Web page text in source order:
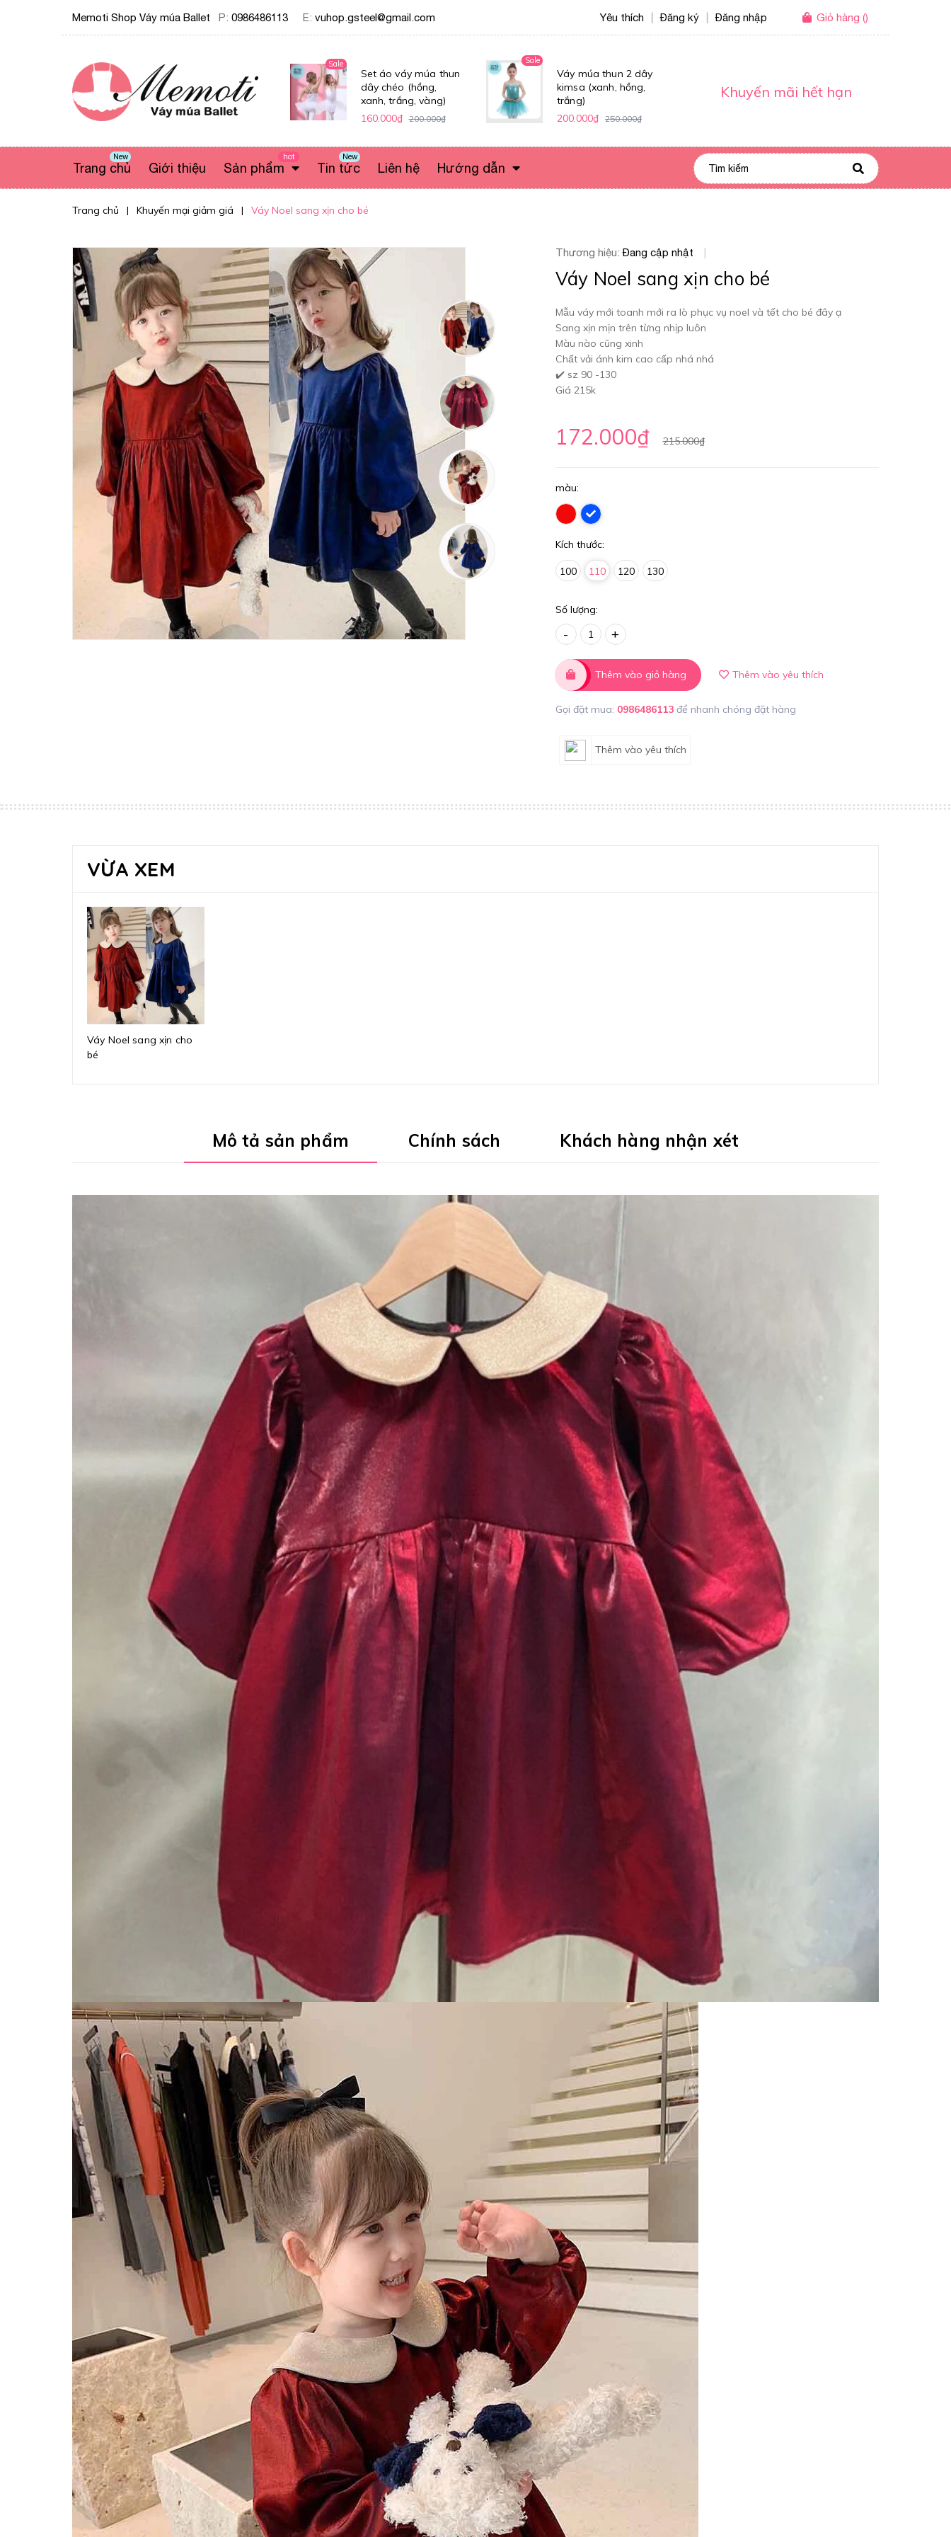
Memoti Shop Váy múa Ballet P: 0986486113 E: vuhop.gsteel@gmail.com Yêu thích Đăng ký Đăng nhập Giỏ hàng ()
Sale
Set áo váy múa thun
dây chéo (hồng,
xanh, trắng, vàng)
160.000₫ 200.000₫
Sale
Váy múa thun 2 dây
kimsa (xanh, hồng,
trắng)
200.000₫ 250.000₫
Khuyến mãi hết hạn
Trang chủ
New
Giới thiệu Sản phẩm
hot
Tin tức
New
Liên hệ Hướng dẫn
Trang chủ | Khuyến mại giảm giá | Váy Noel sang xịn cho bé
Thương hiệu:Đang cập nhật
Váy Noel sang xịn cho bé
Mẫu váy mới toanh mới ra lò phục vụ noel và tết cho bé đây ạ
Sang xịn mịn trên từng nhịp luôn
Màu nào cũng xinh
Chất vải ánh kim cao cấp nhá nhá
✔️ sz 90 -130
Giá 215k
172.000₫ 215.000₫
màu:
Kích thước:
100 110 120 130
Số lượng:
- +
Thêm vào giỏ hàng Thêm vào yêu thích
Gọi đặt mua: 0986486113 để nhanh chóng đặt hàng
Thêm vào yêu thích
VỪA XEM
Váy Noel sang xịn cho
bé
Mô tả sản phẩm Chính sách Khách hàng nhận xét